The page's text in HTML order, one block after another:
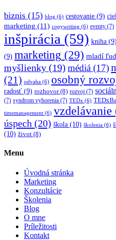
biznis (15) blog (6) cestovanie (9)
marketing (11) copywriting (6) eventy (7)
inšpirácia (59) kniha (9)
(9) marketing (29) mladí
myšlienky (19) médiá (17)
(21) odvaha (6) osobný
radosť (9) rozhovor(8) rozvoj (7)
(7) syndrom vyhorenia (7) TEDx (6)
timemanagement (6) vzdelávanie
úspech (20) škola (10) školenia (6)
(10) život (8)
Menu
Úvodná stránka
Marketing
Konzultácie
Školenia
Blog
O mne
Príležitosti
Kontakt